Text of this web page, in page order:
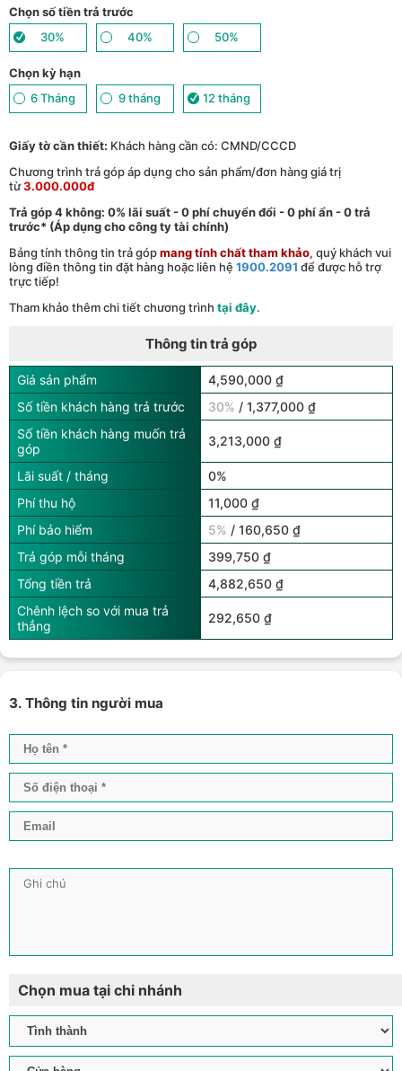
Chọn số tiền trả trước
30%
40% 50%
Chọn kỳ hạn
6 Tháng
9 tháng 12 tháng
Giấy tờ cần thiết: Khách hàng cần có: CMND/CCCD
Chương trình trả góp áp dụng cho sản phẩm/đơn hàng giá trị
từ3.000.000đ
Trả góp 4 không: 0% lãi suất - 0 phí chuyển đổi - 0 phí ẩn - 0 trả
trước* (Áp dụng cho công ty tài chính)
Bảng tính thông tin trả gópmang tính chất tham khảo, quý khách vui
lòng điền thông tin đặt hàng hoặc liên hệ 1900.2091 để được hỗ trợ
trực tiếp!
Tham khảo thêm chi tiết chương trình tại đây.
Thông tin trả góp
Giá sản phẩm
4,590,000 ₫
Số tiền khách hàng trả trước
30% / 1,377,000 ₫
Số tiền khách hàng muốn trả
góp
3,213,000 ₫
Lãi suất / tháng
0%
Phí thu hộ
11,000 ₫
Phí bảo hiểm
5% / 160,650 ₫
Trả góp mỗi tháng
399,750 ₫
Tổng tiền trả
4,882,650 ₫
Chênh lệch so với mua trả
thẳng
292,650 ₫
3. Thông tin người mua
Chọn mua tại chi nhánh